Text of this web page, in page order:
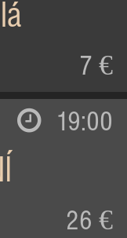
7 €
19:00
26 €